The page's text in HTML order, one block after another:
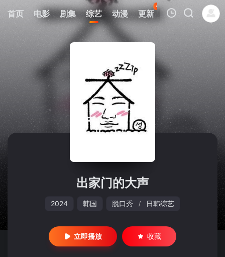
首页 电影 剧集 综艺 动漫 更新
48
热榜 APP
我的观影记录
暂无观看影片的记录
出家门的大声
2024 韩国 脱口秀 / 日韩综艺
立即播放 收藏